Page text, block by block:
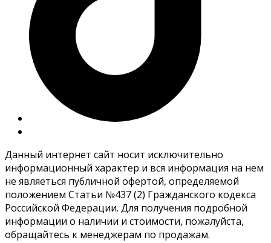
Данный интернет сайт носит исключительно
информационный характер и вся информация на нем
не являеться публичной офертой, определяемой
положением Статьи №437 (2) Гражданского кодекса
Российской Федерации. Для получения подробной
информации о наличии и стоимости, пожалуйста,
обращайтесь к менеджерам по продажам.